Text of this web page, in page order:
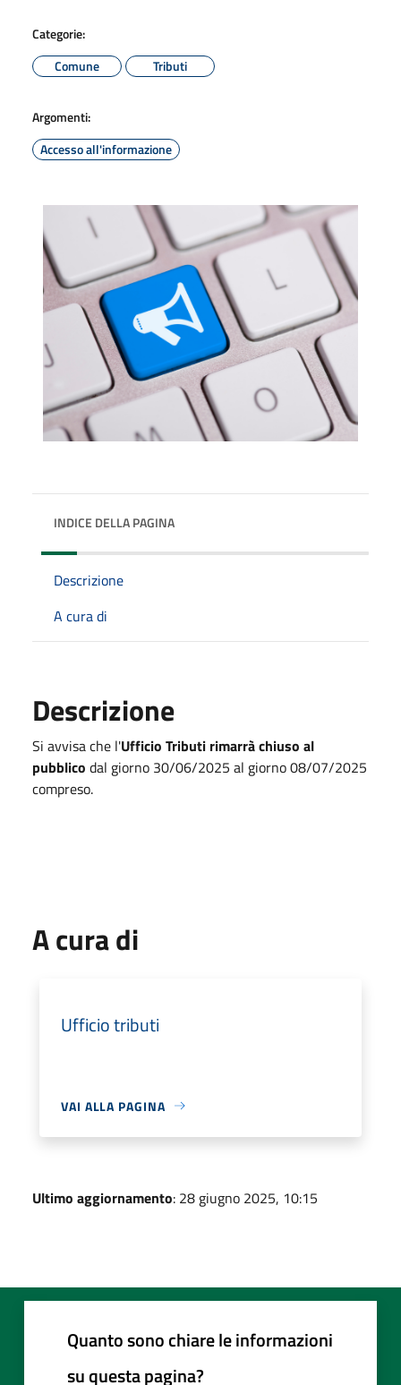
Categorie:
Comune
Tributi
Argomenti:
Accesso all'informazione
INDICE DELLA PAGINA
Descrizione
A cura di
Descrizione
Si avvisa che l'Ufficio Tributi rimarrà chiuso al
pubblico dal giorno 30/06/2025 al giorno 08/07/2025
compreso.
A cura di
Ufficio tributi
VAI ALLA PAGINA
Ultimo aggiornamento: 28 giugno 2025, 10:15
Quanto sono chiare le informazioni
su questa pagina?